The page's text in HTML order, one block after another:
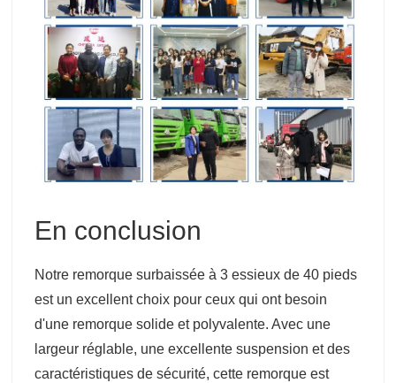
En conclusion
Notre remorque surbaissée à 3 essieux de 40 pieds
est un excellent choix pour ceux qui ont besoin
d'une remorque solide et polyvalente. Avec une
largeur réglable, une excellente suspension et des
caractéristiques de sécurité, cette remorque est